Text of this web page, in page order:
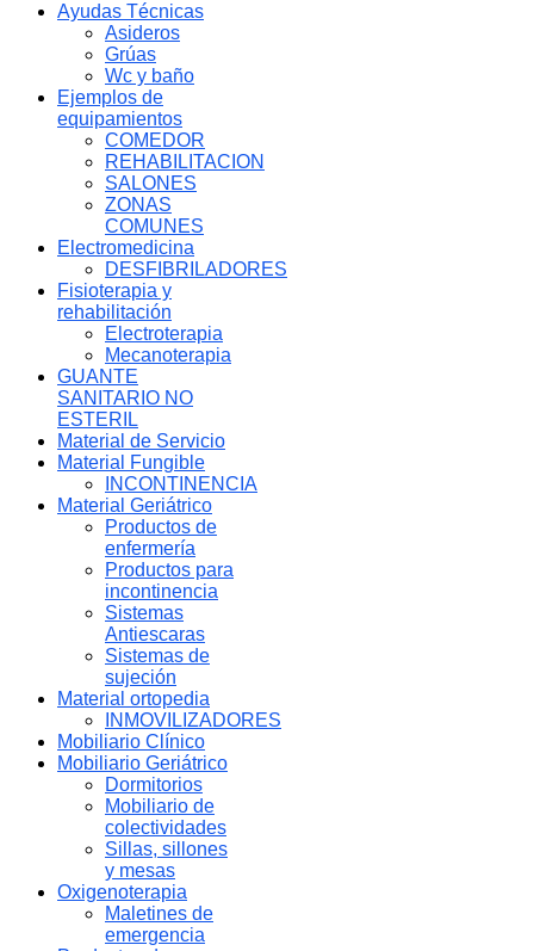
Ayudas Técnicas
Asideros
Grúas
Wc y baño
Ejemplos de
equipamientos
COMEDOR
REHABILITACION
SALONES
ZONAS
COMUNES
Electromedicina
DESFIBRILADORES
Fisioterapia y
rehabilitación
Electroterapia
Mecanoterapia
GUANTE
SANITARIO NO
ESTERIL
Material de Servicio
Material Fungible
INCONTINENCIA
Material Geriátrico
Productos de
enfermería
Productos para
incontinencia
Sistemas
Antiescaras
Sistemas de
sujeción
Material ortopedia
INMOVILIZADORES
Mobiliario Clínico
Mobiliario Geriátrico
Dormitorios
Mobiliario de
colectividades
Sillas, sillones
y mesas
Oxigenoterapia
Maletines de
emergencia